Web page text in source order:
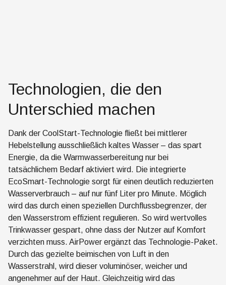
Technologien, die den
Unterschied machen
Dank der CoolStart-Technologie fließt bei mittlerer
Hebelstellung ausschließlich kaltes Wasser – das spart
Energie, da die Warmwasserbereitung nur bei
tatsächlichem Bedarf aktiviert wird. Die integrierte
EcoSmart-Technologie sorgt für einen deutlich reduzierten
Wasserverbrauch – auf nur fünf Liter pro Minute. Möglich
wird das durch einen speziellen Durchflussbegrenzer, der
den Wasserstrom effizient regulieren. So wird wertvolles
Trinkwasser gespart, ohne dass der Nutzer auf Komfort
verzichten muss. AirPower ergänzt das Technologie-Paket.
Durch das gezielte beimischen von Luft in den
Wasserstrahl, wird dieser voluminöser, weicher und
angenehmer auf der Haut. Gleichzeitig wird das